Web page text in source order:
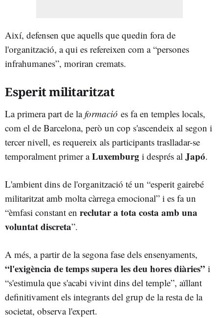
Així, defensen que aquells que quedin fora de
l'organització, a qui es refereixen com a “persones
infrahumanes”, moriran cremats.
Esperit militaritzat
La primera part de laformació es fa en temples locals,
com el de Barcelona, però un cop s'ascendeix al segon i
tercer nivell, es requereix als participants traslladar-se
temporalment primer aLuxemburg i després al Japó.
L'ambient dins de l'organització té un “esperit gairebé
militaritzat amb molta càrrega emocional” i es fa un
“èmfasi constant en reclutar a tota costa amb una
voluntat discreta”.
A més, a partir de la segona fase dels ensenyaments,
“l'exigència de temps supera les deu hores diàries” i
“s'estimula que s'acabi vivint dins del temple”, aïllant
definitivament els integrants del grup de la resta de la
societat, observa l'expert.